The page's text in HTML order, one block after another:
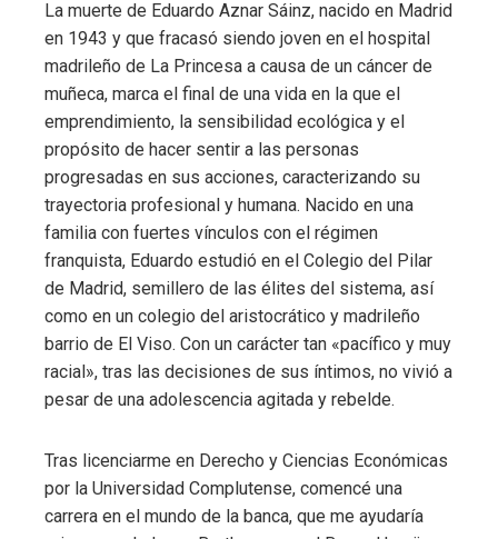
La muerte de Eduardo Aznar Sáinz, nacido en Madrid
en 1943 y que fracasó siendo joven en el hospital
madrileño de La Princesa a causa de un cáncer de
muñeca, marca el final de una vida en la que el
emprendimiento, la sensibilidad ecológica y el
propósito de hacer sentir a las personas
progresadas en sus acciones, caracterizando su
trayectoria profesional y humana. Nacido en una
familia con fuertes vínculos con el régimen
franquista, Eduardo estudió en el Colegio del Pilar
de Madrid, semillero de las élites del sistema, así
como en un colegio del aristocrático y madrileño
barrio de El Viso. Con un carácter tan «pacífico y muy
racial», tras las decisiones de sus íntimos, no vivió a
pesar de una adolescencia agitada y rebelde.
Tras licenciarme en Derecho y Ciencias Económicas
por la Universidad Complutense, comencé una
carrera en el mundo de la banca, que me ayudaría